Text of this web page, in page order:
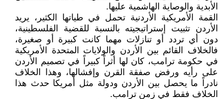
الأبدية والوصاية الهاشمية عليها.
القمة الأمريكية الأردنية تحمل في طياتها الكثير، يريد
الأردن تثبيت إستراتيجيته بالنسبة للقضية الفلسطينية،
دون أي تردد أو تنازلات مهما كانت كبيرة أو صغيرة،
فالخلاف القائم بين الأردن والولايات المتحدة الأمريكية
في حكومة ترامب، كان لها أثراً كبيراً في تصميم الأردن
على رأيه ورفض صفقة القرن وإفشالها، وهذا الخلاف
نادراً ما يحصل بين الأردن ودولة مثل أمريكا حدث هذا
الخلاف فقط في زمن ترامب.